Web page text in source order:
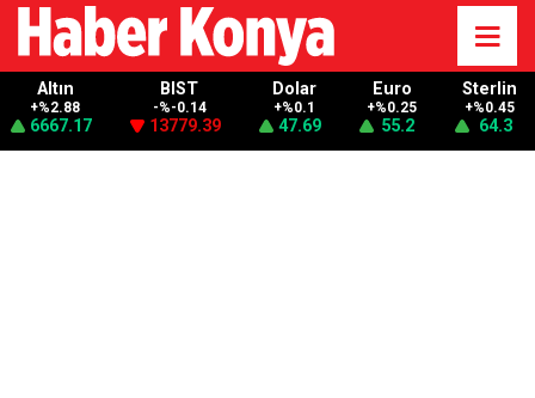
Altın
+%2.88
6667.17
BIST
-%-0.14
13779.39
Dolar
+%0.1
47.69
Euro
+%0.25
55.2
Sterlin
+%0.45
64.3